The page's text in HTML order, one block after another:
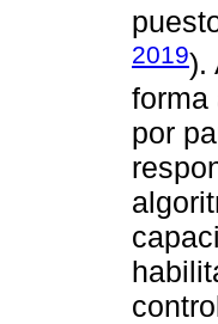
2019).
forma
por